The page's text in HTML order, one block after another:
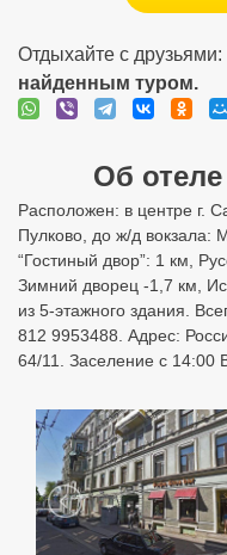
Отдыхайте с друзьями:
найденным туром.
Об
Расположен: в центре г.
Пулково, до ж/д вокзала:
“Гостиный двор”: 1 км,
Зимний дворец -1,7 км,
из 5-этажного здания.
812 9953488. Адрес:
64/11. Заселение с 14:00